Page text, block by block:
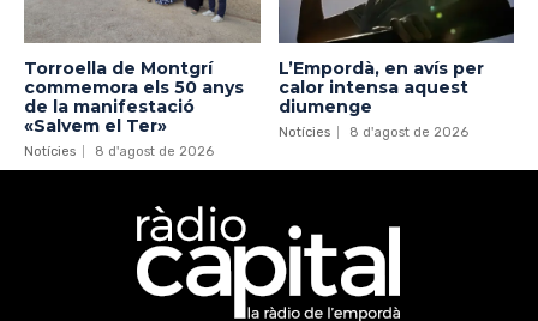
Torroella de Montgrí
commemora els 50 anys
de la manifestació
«Salvem el Ter»
Notícies 8 d'agost de 2026
L’Empordà, en avís per
calor intensa aquest
diumenge
Notícies 8 d'agost de 2026